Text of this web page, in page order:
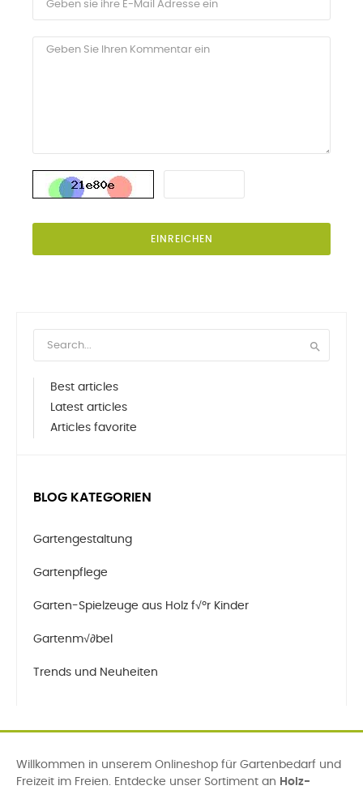
EINREICHEN

Best articles
Latest articles
Articles favorite
BLOG KATEGORIEN
Gartengestaltung
Gartenpflege
Garten-Spielzeuge aus Holz f√ºr Kinder
Gartenm√∂bel
Trends und Neuheiten
Willkommen in unserem Onlineshop für Gartenbedarf und
Freizeit im Freien. Entdecke unser Sortiment an Holz-